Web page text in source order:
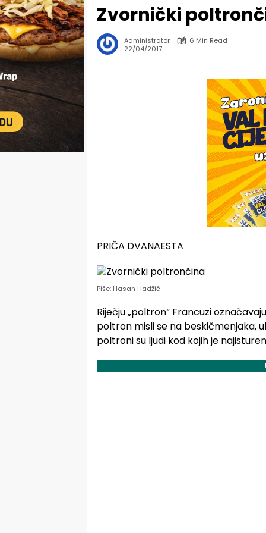
Zvornički
Administrator
6 Min Read
22/04/2017
PRIČA DVANAESTA
Piše: Hasan Hadžić
Riječju „poltron“ Francuzi
poltron misli se na beskičmenjaka,
poltroni su ljudi kod kojih je